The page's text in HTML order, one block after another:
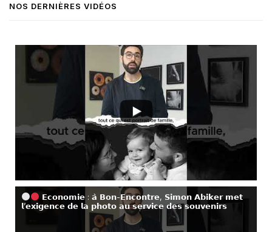
NOS DERNIÈRES VIDÉOS
𝗘𝗰𝗼𝗻𝗼𝗺𝗶𝗲 : 𝗮̀ 𝗕𝗼𝗻-𝗘𝗻𝗰𝗼𝗻𝘁𝗿𝗲, 𝗦𝗶𝗺𝗼𝗻 𝗔𝗯𝗶𝗸𝗲𝗿 𝗺𝗲𝘁
𝗹’𝗲𝘅𝗶𝗴𝗲𝗻𝗰𝗲 𝗱𝗲 𝗹𝗮 𝗽𝗵𝗼𝘁𝗼 𝗮𝘂 𝘀𝗲𝗿𝘃𝗶𝗰𝗲 𝗱𝗲𝘀 𝘀𝗼𝘂𝘃𝗲𝗻𝗶𝗿𝘀